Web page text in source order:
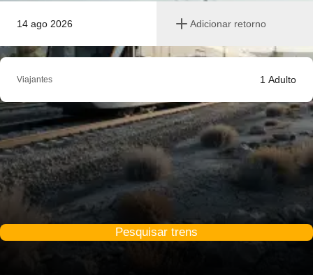
14 ago 2026 Adicionar retorno
Viajantes 1 Adulto
Pesquisar trens